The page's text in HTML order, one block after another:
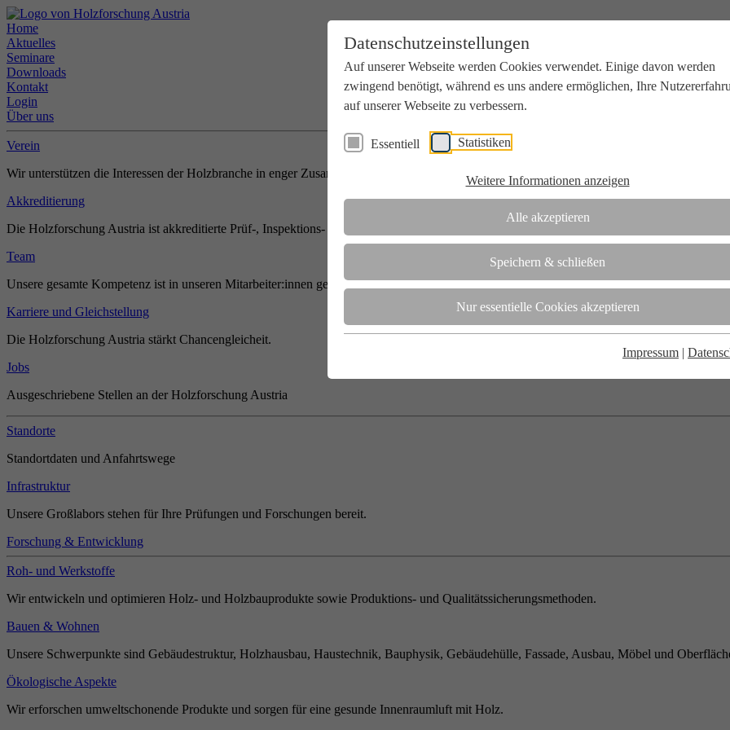
Datenschutzeinstellungen
Auf unserer Webseite werden Cookies verwendet. Einige davon werden
zwingend benötigt, während es uns andere ermöglichen, Ihre
auf unserer Webseite zu verbessern.
Essentiell Statistiken
Weitere Informationen anzeigen
Alle akzeptieren
Speichern & schließen
Nur essentielle Cookies akzeptieren
Impressum |
Home
Aktuelles
Seminare
Downloads
Kontakt
Login
Über uns
Verein
Wir unterstützen die Interessen der Holzbranche in enger Zusammenarbeit mit Wissenschaft und Wirtschaft.
Akkreditierung
Die Holzforschung Austria ist akkreditierte Prüf-, Inspektions- und Zertifizierungsstelle.
Team
Unsere gesamte Kompetenz ist in unseren Mitarbeiter:innen gebündelt
Karriere und Gleichstellung
Die Holzforschung Austria stärkt Chancengleicheit.
Jobs
Ausgeschriebene Stellen an der Holzforschung Austria
Standorte
Standortdaten und Anfahrtswege
Infrastruktur
Unsere Großlabors stehen für Ihre Prüfungen und Forschungen bereit.
Forschung & Entwicklung
Roh- und Werkstoffe
Wir entwickeln und optimieren Holz- und Holzbauprodukte sowie Produktions- und Qualitätssicherungsmethoden.
Bauen & Wohnen
Unsere Schwerpunkte sind Gebäudestruktur, Holzhausbau, Haustechnik, Bauphysik, Gebäudehülle, Fassade, Ausbau, Möbel und
Ökologische Aspekte
Wir erforschen umweltschonende Produkte und sorgen für eine gesunde Innenraumluft mit Holz.